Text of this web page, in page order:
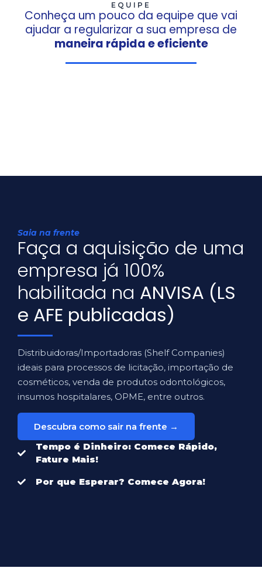
EQUIPE
Conheça um pouco da equipe que vai
ajudar a regularizar a sua empresa de
maneira rápida e eficiente
Saia na frente
Faça a aquisição de uma
empresa já 100%
habilitada na ANVISA (LS
e AFE publicadas)
Distribuidoras/Importadoras (Shelf Companies)
ideais para processos de licitação, importação de
cosméticos, venda de produtos odontológicos,
insumos hospitalares, OPME, entre outros.
Descubra como sair na frente →
Tempo é Dinheiro: Comece Rápido,
Fature Mais!
Por que Esperar? Comece Agora!